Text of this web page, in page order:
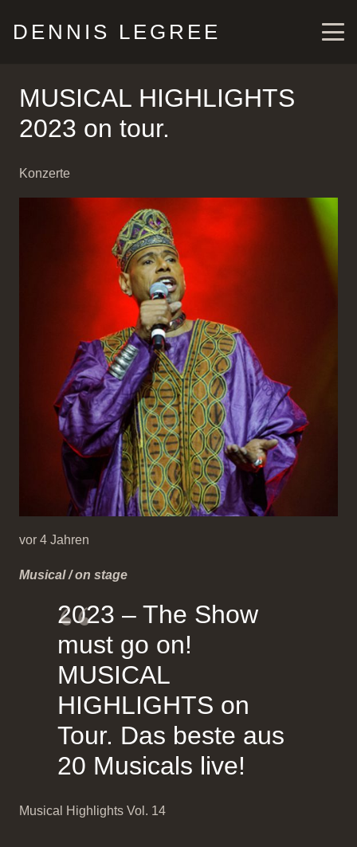
DENNIS LEGREE
MUSICAL HIGHLIGHTS
2023 on tour.
Konzerte
vor 4 Jahren
Musical / on stage
2023 – The Show
must go on!
MUSICAL
HIGHLIGHTS on
Tour. Das beste aus
20 Musicals live!
Musical Highlights Vol. 14